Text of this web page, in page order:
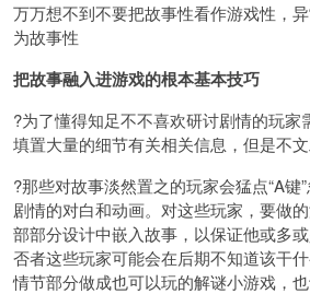
万万想不到不要把故事性看作游戏性，
为故事性
把故事融入进游戏的根本基本技巧
?为了懂得知足不不喜欢研讨剧情的玩家
填置大量的细节有关相关信息，但是不
?那些对故事淡然置之的玩家会猛点“A键
剧情的对白和动画。对这些玩家，要做
部部分设计中嵌入故事，以保证他或多
否者这些玩家可能会在后期不知道该干
情节部分做成也可以玩的解谜小游戏，